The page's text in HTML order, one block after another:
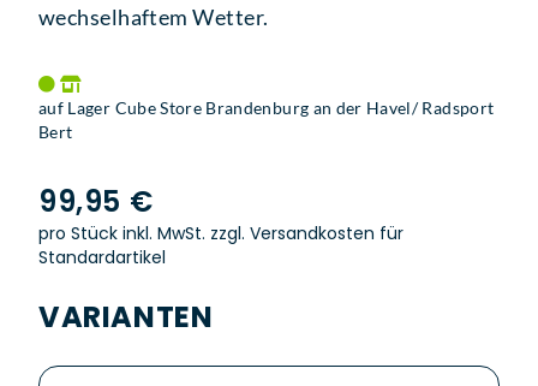
wechselhaftem Wetter.
auf Lager Cube Store Brandenburg an der Havel/ Radsport
Bert
99,95 €
pro Stück inkl. MwSt. zzgl. Versandkosten für
Standardartikel
VARIANTEN